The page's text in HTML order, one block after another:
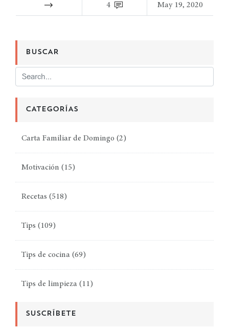
4 May 19, 2020
BUSCAR
CATEGORÍAS
Carta Familiar de Domingo (2)
Motivación (15)
Recetas (518)
Tips (109)
Tips de cocina (69)
Tips de limpieza (11)
SUSCRÍBETE